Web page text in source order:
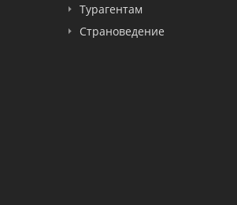
LOTI
Russian Express
Турагентам
Страноведение